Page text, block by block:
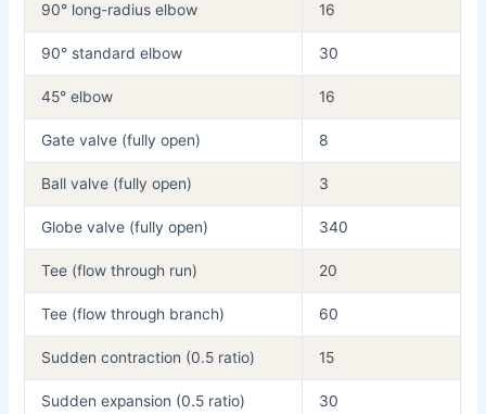
90° long-radius elbow 16
90° standard elbow 30
45° elbow 16
Gate valve (fully open) 8
Ball valve (fully open) 3
Globe valve (fully open) 340
Tee (flow through run) 20
Tee (flow through branch) 60
Sudden contraction (0.5 ratio) 15
Sudden expansion (0.5 ratio) 30